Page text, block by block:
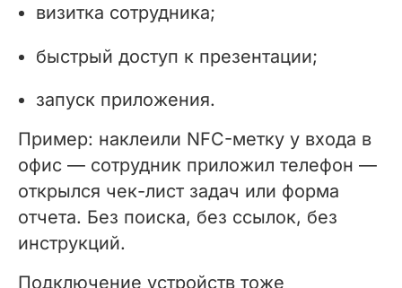
визитка сотрудника;
быстрый доступ к презентации;
запуск приложения.
Пример: наклеили NFC-метку у входа в
офис — сотрудник приложил телефон —
открылся чек-лист задач или форма
отчета. Без поиска, без ссылок, без
инструкций.
Подключение устройств тоже